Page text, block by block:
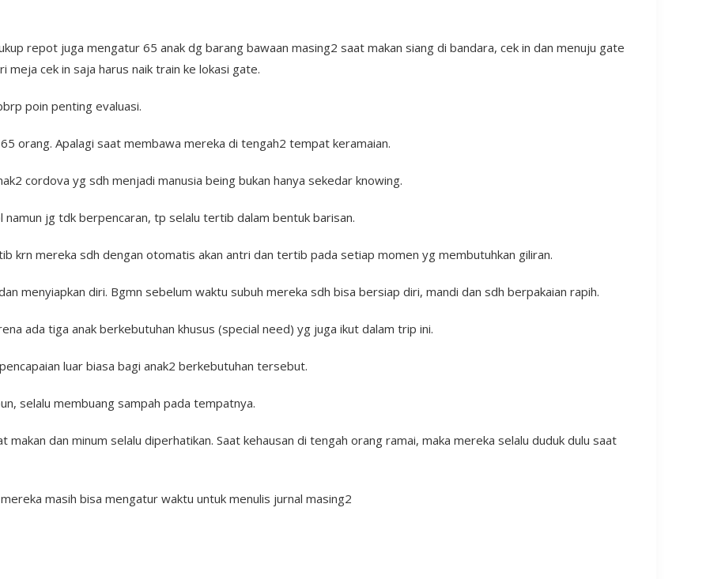
repot juga mengatur 65 anak dg barang bawaan masing2 saat makan siang di bandara, cek in dan menuju gate
meja cek in saja harus naik train ke lokasi gate.
poin penting evaluasi.
orang. Apalagi saat membawa mereka di tengah2 tempat keramaian.
cordova yg sdh menjadi manusia being bukan hanya sekedar knowing.
jg tdk berpencaran, tp selalu tertib dalam bentuk barisan.
krn mereka sdh dengan otomatis akan antri dan tertib pada setiap momen yg membutuhkan giliran.
menyiapkan diri. Bgmn sebelum waktu subuh mereka sdh bisa bersiap diri, mandi dan sdh berpakaian rapih.
ada tiga anak berkebutuhan khusus (special need) yg juga ikut dalam trip ini.
luar biasa bagi anak2 berkebutuhan tersebut.
selalu membuang sampah pada tempatnya.
makan dan minum selalu diperhatikan. Saat kehausan di tengah orang ramai, maka mereka selalu duduk dulu saat
masih bisa mengatur waktu untuk menulis jurnal masing2